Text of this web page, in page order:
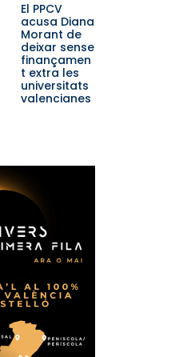
El PPCV
acusa Diana
Morant de
deixar sense
finançamen
t extra les
universitats
valencianes